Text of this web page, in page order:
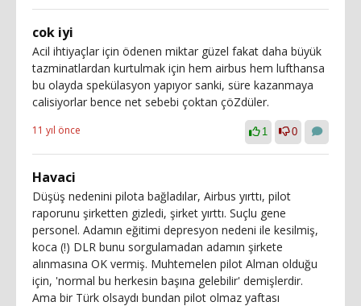
cok iyi
Acil ihtiyaçlar için ödenen miktar güzel fakat daha büyük
tazminatlardan kurtulmak için hem airbus hem lufthansa
bu olayda spekülasyon yapıyor sanki, süre kazanmaya
calisiyorlar bence net sebebi çoktan çöZdüler.
11 yıl önce 1 0
Havaci
Düşüş nedenini pilota bağladılar, Airbus yırttı, pilot
raporunu şirketten gizledi, şirket yırttı. Suçlu gene
personel. Adamın eğitimi depresyon nedeni ile kesilmiş,
koca (!) DLR bunu sorgulamadan adamın şirkete
alınmasına OK vermiş. Muhtemelen pilot Alman olduğu
için, 'normal bu herkesin başına gelebilir' demişlerdir.
Ama bir Türk olsaydı bundan pilot olmaz yaftası